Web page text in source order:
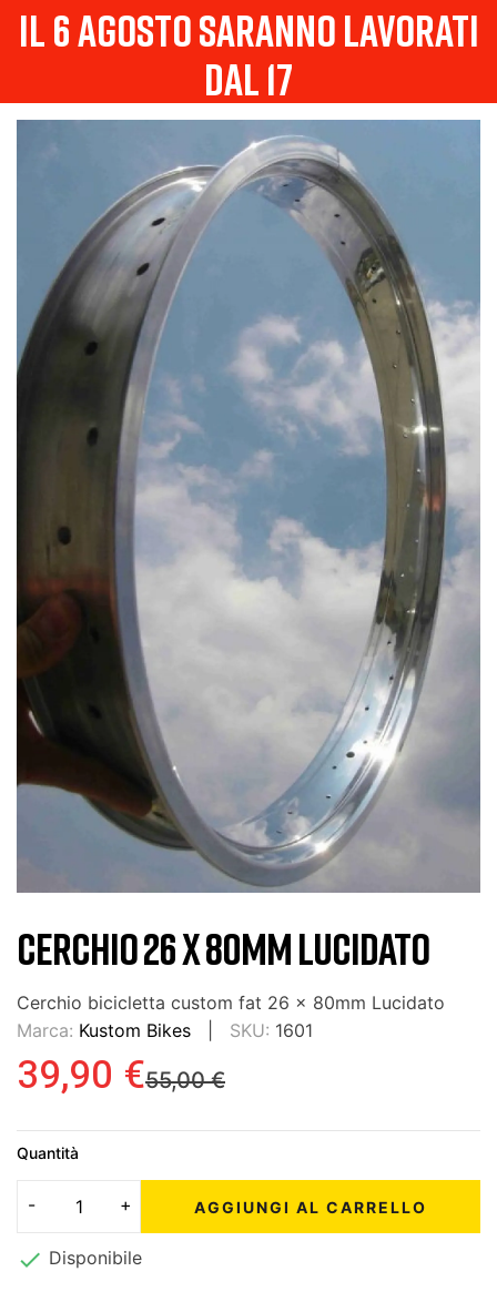
il 6 agosto saranno lavorati
dal 17
CERCHIO 26 X 80MM LUCIDATO
Cerchio bicicletta custom fat 26 x 80mm Lucidato
Marca: Kustom Bikes SKU: 1601
55,00 €
39,90 €
Quantità
AGGIUNGI AL CARRELLO
 Disponibile